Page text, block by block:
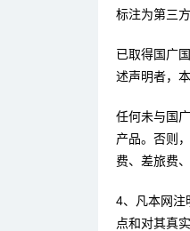
标注为第三
已取得国广
述声明者，
任何未与国
产品。否则
费、差旅费
4、凡本网注
点和对其真